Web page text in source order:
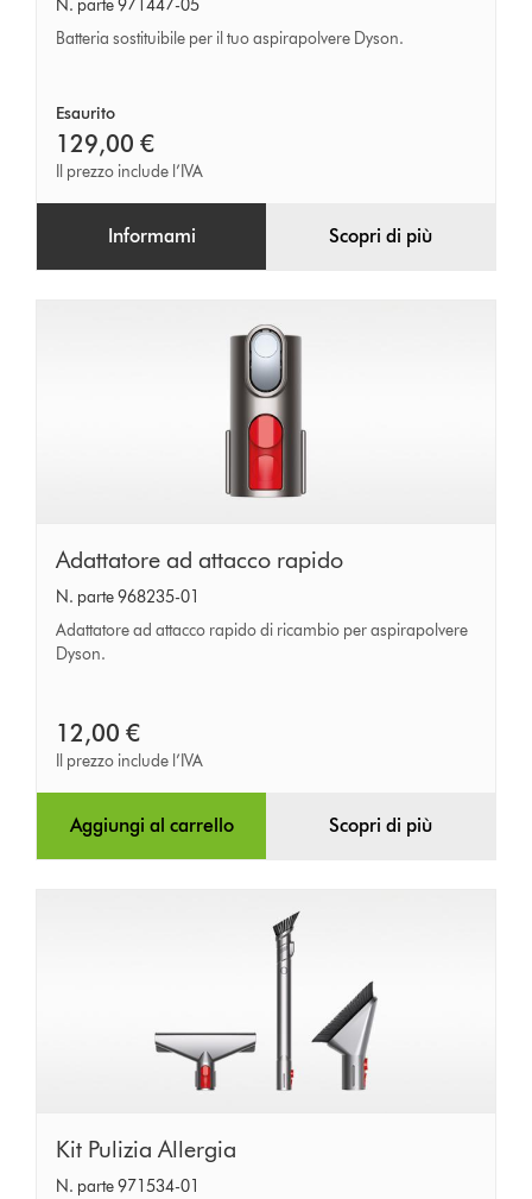
e
N. parte 971447-05
Batteria sostituibile per il tuo aspirapolvere Dyson.
Esaurito
129,00 €
Il prezzo include l’IVA
Informami Scopri di più
Adattatore
ad
attacco
rapido
Adattatore ad attacco rapido
N. parte 968235-01
Adattatore ad attacco rapido di ricambio per aspirapolvere
Dyson.
12,00 €
Il prezzo include l’IVA
Aggiungi al carrello Scopri di più
Kit
Pulizia
Kit Pulizia Allergia
N. parte 971534-01